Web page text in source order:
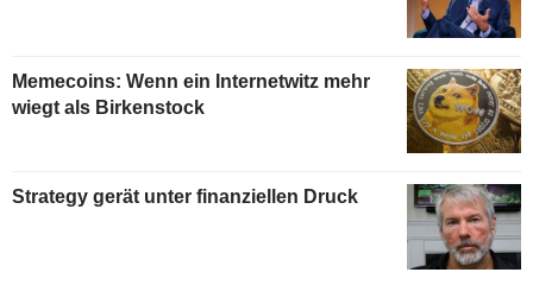
Memecoins: Wenn ein Internetwitz mehr
wiegt als Birkenstock
Strategy gerät unter finanziellen Druck